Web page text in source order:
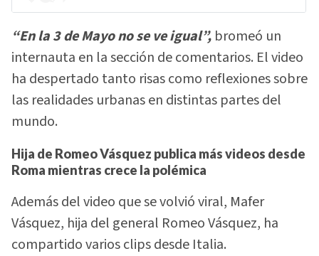
“En la 3 de Mayo no se ve igual”, bromeó un
internauta en la sección de comentarios. El video
ha despertado tanto risas como reflexiones sobre
las realidades urbanas en distintas partes del
mundo.
Hija de Romeo Vásquez publica más videos desde
Roma mientras crece la polémica
Además del video que se volvió viral, Mafer
Vásquez, hija del general Romeo Vásquez, ha
compartido varios clips desde Italia.